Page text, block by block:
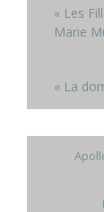
« Les
Marie
« La